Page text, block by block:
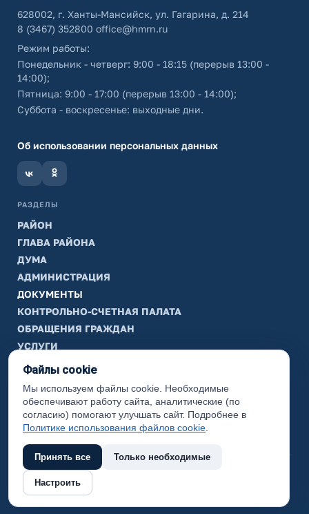
628002, г. Ханты-Мансийск, ул. Гагарина, д. 214
8 (3467) 352800 office@hmrn.ru
Режим работы:
Понедельник - четверг: 9:00 - 18:15 (перерыв 13:00 -
14:00);
Пятница: 9:00 - 17:00 (перерыв 13:00 - 14:00);
Суббота - воскресенье: выходные дни.
Об использовании персональных данных
РАЗДЕЛЫ
РАЙОН
ГЛАВА РАЙОНА
ДУМА
АДМИНИСТРАЦИЯ
ДОКУМЕНТЫ
КОНТРОЛЬНО-СЧЕТНАЯ ПАЛАТА
ОБРАЩЕНИЯ ГРАЖДАН
УСЛУГИ
ТИК
ИНФОРМАЦИЯ
Законодательная карта
Карта сайта
(с) 2017 Ханты-Мансийский район, официальный сайт
администрации
Файлы cookie
Мы используем файлы cookie. Необходимые
обеспечивают работу сайта, аналитические (по
согласию) помогают улучшать сайт. Подробнее в
Политике использования файлов cookie
Принять все Только необходимые
Настроить